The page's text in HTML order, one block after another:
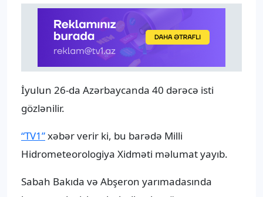
İyulun 26-da Azərbaycanda 40 dərəcə isti
gözlənilir.
“TV1”xəbər verir ki, bu barədə Milli
Hidrometeorologiya Xidməti məlumat yayıb.
Sabah Bakıda və Abşeron yarımadasında